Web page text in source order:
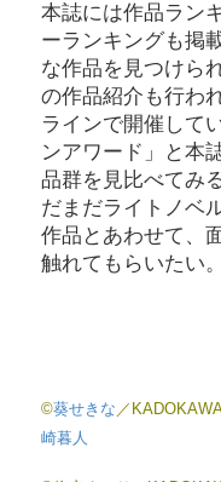
本誌には作品ラン
ーランキングも掲
な作品を見つけら
の作品紹介も行わ
ラインで開催して
ンアワード」と本
品群を見比べてみ
だまだライトノベ
作品とあわせて、
触れてもらいたい。
©葵せきな ／
崎暮人